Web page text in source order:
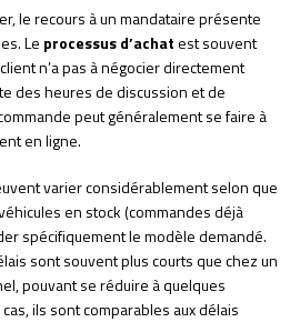
le recours à un mandataire présente
Le processus d’achatest souvent
n’a pas à négocier directement
des heures de discussion et de
peut généralement se faire à
en ligne.
varier considérablement selon que
en stock (commandes déjà
spécifiquement le modèle demandé.
sont souvent plus courts que chez un
pouvant se réduire à quelques
ils sont comparables aux délais